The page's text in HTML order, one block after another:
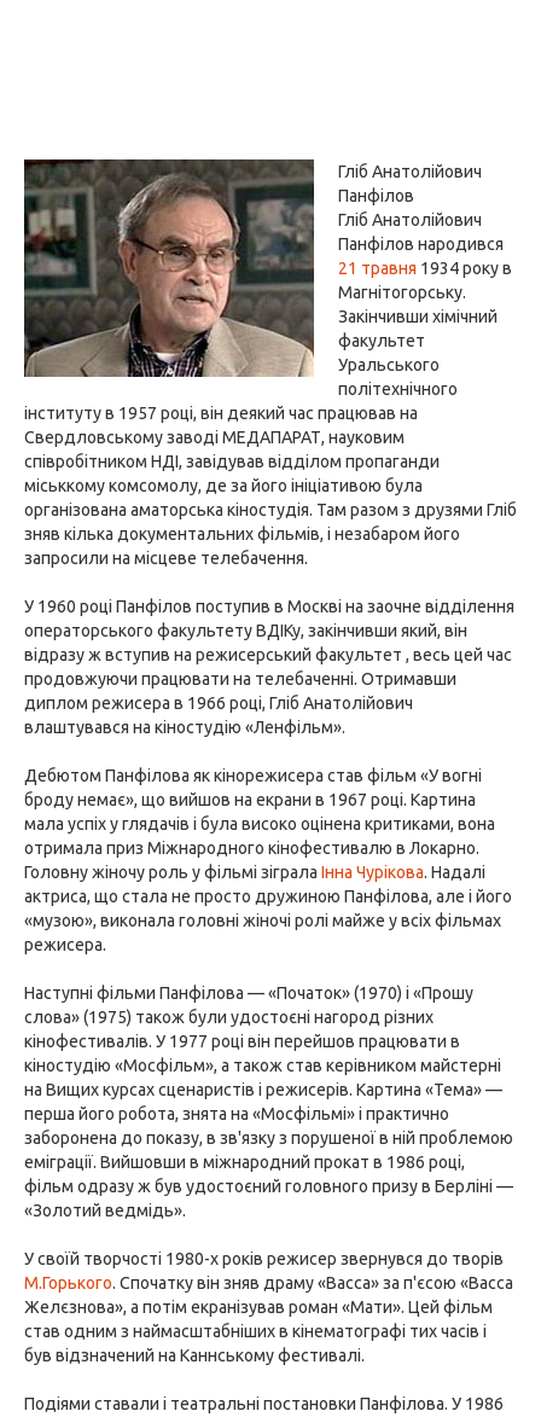
Гліб Анатолійович
Панфілов
Гліб Анатолійович
Панфілов народився
21 травня 1934 року в
Магнітогорську.
Закінчивши хімічний
факультет
Уральського
політехнічного
інституту в 1957 році, він деякий час працював на
Свердловському заводі МЕДАПАРАТ, науковим
співробітником НДІ, завідував відділом пропаганди
міськкому комсомолу, де за його ініціативою була
організована аматорська кіностудія. Там разом з друзями Гліб
зняв кілька документальних фільмів, і незабаром його
запросили на місцеве телебачення.
У 1960 році Панфілов поступив в Москві на заочне відділення
операторського факультету ВДІКу, закінчивши який, він
відразу ж вступив на режисерський факультет , весь цей час
продовжуючи працювати на телебаченні. Отримавши
диплом режисера в 1966 році, Гліб Анатолійович
влаштувався на кіностудію «Ленфільм».
Дебютом Панфілова як кінорежисера став фільм «У вогні
броду немає», що вийшов на екрани в 1967 році. Картина
мала успіх у глядачів і була високо оцінена критиками, вона
отримала приз Міжнародного кінофестивалю в Локарно.
Головну жіночу роль у фільмі зіграла Інна Чурікова. Надалі
актриса, що стала не просто дружиною Панфілова, але і його
«музою», виконала головні жіночі ролі майже у всіх фільмах
режисера.
Наступні фільми Панфілова — «Початок» (1970) і «Прошу
слова» (1975) також були удостоєні нагород різних
кінофестивалів. У 1977 році він перейшов працювати в
кіностудію «Мосфільм», а також став керівником майстерні
на Вищих курсах сценаристів і режисерів. Картина «Тема» —
перша його робота, знята на «Мосфільмі» і практично
заборонена до показу, в зв'язку з порушеної в ній проблемою
еміграції. Вийшовши в міжнародний прокат в 1986 році,
фільм одразу ж був удостоєний головного призу в Берліні —
«Золотий ведмідь».
У своїй творчості 1980-х років режисер звернувся до творів
М.Горького. Спочатку він зняв драму «Васса» за п'єсою «Васса
Желєзнова», а потім екранізував роман «Мати». Цей фільм
став одним з наймасштабніших в кінематографі тих часів і
був відзначений на Каннському фестивалі.
Подіями ставали і театральні постановки Панфілова. У 1986